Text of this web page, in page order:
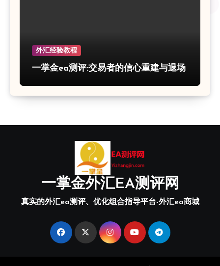
外汇经验教程
一掌金ea测评:交易者的信心重建与退场
一掌金外汇EA测评网
真实的外汇ea测评、优化组合指导平台-外汇ea商城